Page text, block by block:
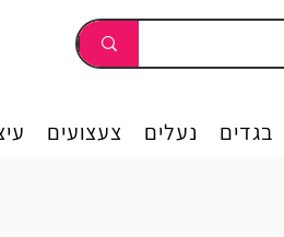
בגדים נעלים צעצועים